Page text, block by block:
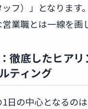
フ）」となります
業職とは一線を画
徹底したヒア
ティング
日の中心となるの